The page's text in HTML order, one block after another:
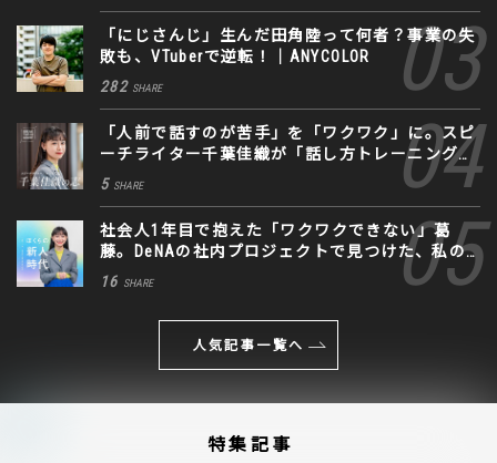
「にじさんじ」生んだ田角陸って何者？事業の失
敗も、VTuberで逆転！｜ANYCOLOR
282 SHARE
「人前で話すのが苦手」を「ワクワク」に。スピ
ーチライター千葉佳織が「話し方トレーニング」
に込めた思い
5 SHARE
社会人1年目で抱えた「ワクワクできない」葛
藤。DeNAの社内プロジェクトで見つけた、私の
生きる道
16 SHARE
人気記事一覧へ
特集記事